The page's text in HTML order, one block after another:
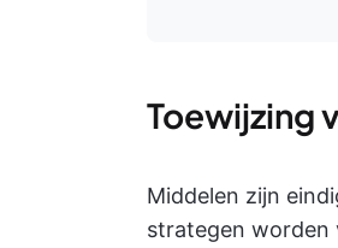
Toewijzing
Middelen zijn
strategen worden